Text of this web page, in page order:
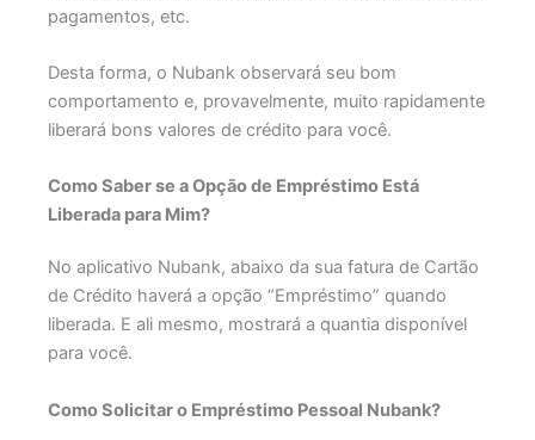
pagamentos, etc.
Desta forma, o Nubank observará seu bom
comportamento e, provavelmente, muito rapidamente
liberará bons valores de crédito para você.
Como Saber se a Opção de Empréstimo Está
Liberada para Mim?
No aplicativo Nubank, abaixo da sua fatura de Cartão
de Crédito haverá a opção “Empréstimo” quando
liberada. E ali mesmo, mostrará a quantia disponível
para você.
Como Solicitar o Empréstimo Pessoal Nubank?